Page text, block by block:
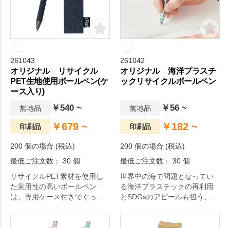
261043
オリジナル リサイクル
PET生地使用ボールペン(ケ
ース入り)
無地品 ￥540 ~
印刷品 ￥679 ~
200 個の場合 (税込)
最低ご注文数： 30 個
リサイクルPET素材を使用し
た実用性の高いボールペン
は、専用ケース付きでぐっと
261042
オリジナル 海洋プラスチ
ックリサイクルボールペン
無地品 ￥56 ~
印刷品 ￥182 ~
200 個の場合 (税込)
最低ご注文数： 30 個
世界中の海で問題となってい
る海洋プラスチックの再利用
とSDGsのアピールも担う、人